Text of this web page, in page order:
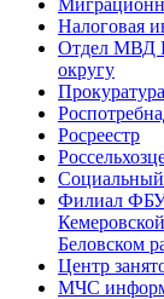
Налоговая
Отдел МВД
округу
Росреестр
Филиал
Беловском
Центр
МЧС